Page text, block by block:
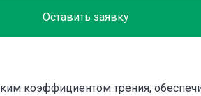
Оставить заявку
коэффициентом трения,